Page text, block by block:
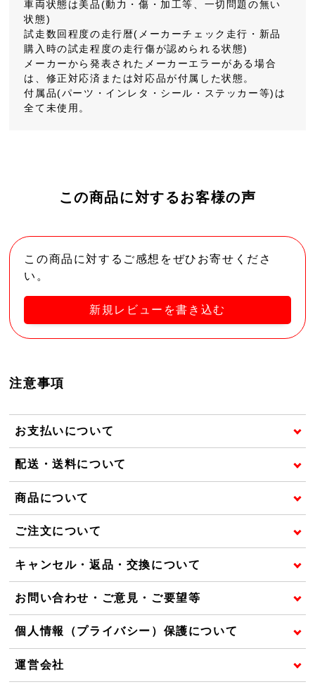
車両状態は美品(動力・傷・加工等、一切問題の無い
状態)
試走数回程度の走行暦(メーカーチェック走行・新品
購入時の試走程度の走行傷が認められる状態)
メーカーから発表されたメーカーエラーがある場合
は、修正対応済または対応品が付属した状態。
付属品(パーツ・インレタ・シール・ステッカー等)は
全て未使用。
この商品に対するお客様の声
この商品に対するご感想をぜひお寄せくださ
い。
新規レビューを書き込む
注意事項
お支払いについて
配送・送料について
商品について
ご注文について
キャンセル・返品・交換について
お問い合わせ・ご意見・ご要望等
個人情報（プライバシー）保護について
運営会社